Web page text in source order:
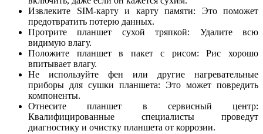
Извлеките SIM-карту и карту памяти: Это поможет
предотвратить потерю данных.
Протрите планшет сухой тряпкой: Удалите всю
видимую влагу.
Положите планшет в пакет с рисом: Рис хорошо
впитывает влагу.
Не используйте фен или другие нагревательные
приборы для сушки планшета: Это может повредить
компоненты.
Отнесите планшет в сервисный центр:
Квалифицированные специалисты проведут
диагностику и очистку планшета от коррозии.